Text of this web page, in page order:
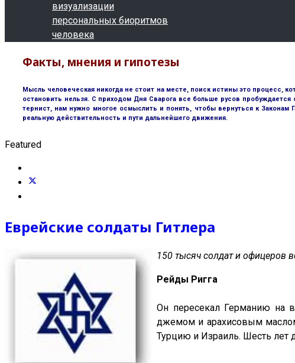
визуализации
персональных биоритмов
человека
Факты, мнения и гипотезы
Мысль человеческая никогда не стоит на месте, поиск истины это процесс,
остановить нельзя. С приходом Дня Сварога все больше русов
тернист, нам нужно многое осмыслить и понять, чтобы вернуться к
реальную действительность и пути дальнейшего движения.
Featured
Еврейские солдаты Гитлера
150 тысяч солдат и офицеров
Рейды Ригга
Он пересекал Германию на
джемом и арахисовым
Турцию и Израиль. Шесть лет